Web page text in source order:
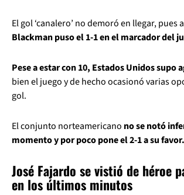
El gol ‘canalero’ no demoró en llegar, pues a
Blackman puso el 1-1 en el marcador del
Pese a estar con 10, Estados Unidos supo
bien el juego y de hecho ocasionó varias
gol.
El conjunto norteamericano no se notó
momento y por poco pone el 2-1 a su favor.
José Fajardo se vistió de héroe
en los últimos minutos